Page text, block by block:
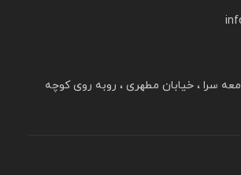
سرا ، خیابان مطهری ، روبه روی کوچه